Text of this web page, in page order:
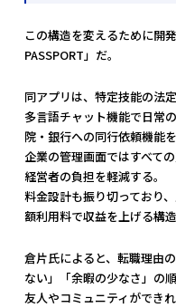
この構造を変えるために開
PASSPORT」だ。
同アプリは、特定技能の法
多言語チャット機能で日常
院・銀行への同行依頼機能を
企業の管理画面ではすべて
経営者の負担を軽減する。
料金設計も振り切っており
額利用料で収益を上げる構造
倉片氏によると、転職理由
ない」「余暇の少なさ」の順
友人やコミュニティができ